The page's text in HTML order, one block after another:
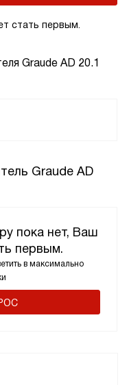
Graude AD 20.1
стать первым.
Graude AD
пока нет, Ваш
первым.
в максимально